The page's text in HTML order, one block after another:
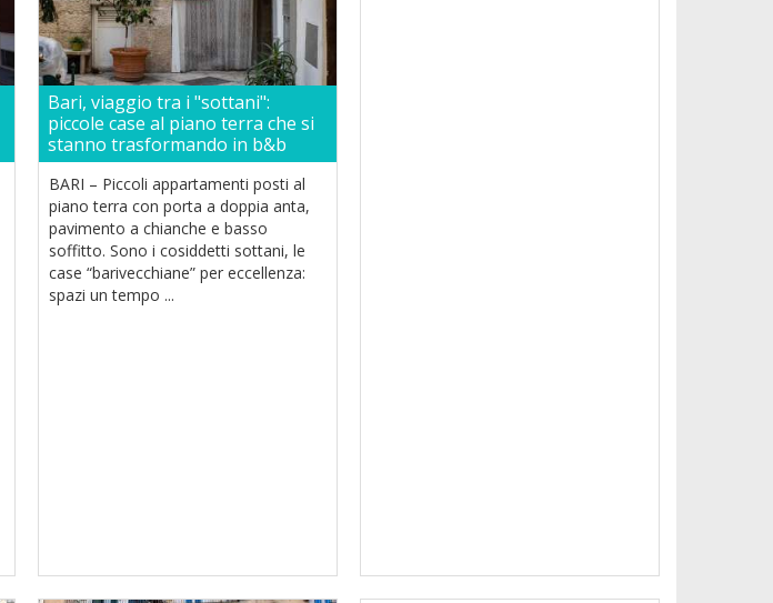
Bari, viaggio tra i "sottani":
piccole case al piano terra che si
stanno trasformando in b&b
BARI – Piccoli appartamenti posti al
piano terra con porta a doppia anta,
pavimento a chianche e basso
soffitto. Sono i cosiddetti sottani, le
case “barivecchiane” per eccellenza:
spazi un tempo ...